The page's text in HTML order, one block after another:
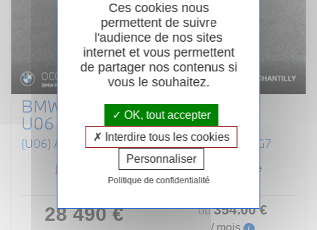
BMW SERIE 2 ACTIVE TOURER
U06
(U06) ACTIVE TOURER 218I 136 MSPORT DKG7
03/2024
Automatique
60 030km
Garantie 24 mois
28 490 € ou354.00€
/ mois
Ces cookies nous
permettent de suivre
l'audience de nos sites
internet et vous permettent
de partager nos contenus si
vous le souhaitez.
OK, tout accepter
Interdire tous les cookies
Personnaliser
Politique de confidentialité